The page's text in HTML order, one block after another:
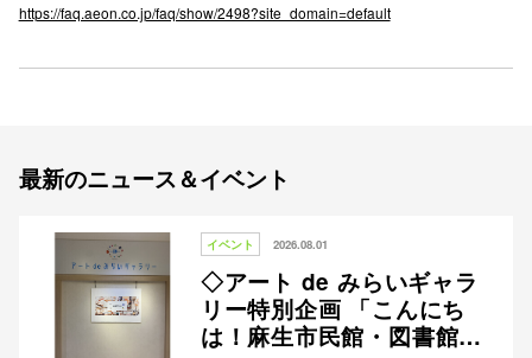
https://faq.aeon.co.jp/faq/show/2498?site_domain=default
最新のニュース＆イベント
イベント 2026.08.01
◇アート de みらいギャラ
リー特別企画 「こんにち
は！麻生市民館・図書館で仙台フォ